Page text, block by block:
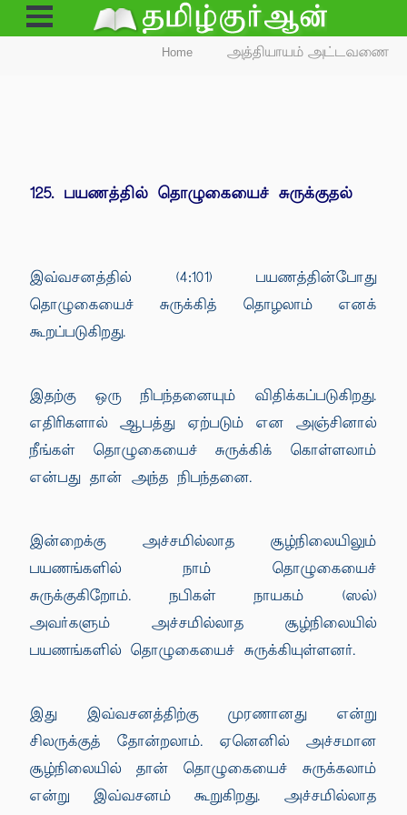
Open
Menu
Home அத்தியாயம் அட்டவணை
125. பயணத்தில் தொழுகையைச் சுருக்குதல்
இவ்வசனத்தில் (4:101) பயணத்தின்போது
தொழுகையைச் சுருக்கித் தொழலாம் எனக்
கூறப்படுகிறது.
இதற்கு ஒரு நிபந்தனையும் விதிக்கப்படுகிறது.
எதிரிகளால் ஆபத்து ஏற்படும் என அஞ்சினால்
நீங்கள் தொழுகையைச் சுருக்கிக் கொள்ளலாம்
என்பது தான் அந்த நிபந்தனை.
இன்றைக்கு அச்சமில்லாத சூழ்நிலையிலும்
பயணங்களில் நாம் தொழுகையைச்
சுருக்குகிறோம். நபிகள் நாயகம் (ஸல்)
அவர்களும் அச்சமில்லாத சூழ்நிலையில்
பயணங்களில் தொழுகையைச் சுருக்கியுள்ளனர்.
இது இவ்வசனத்திற்கு முரணானது என்று
சிலருக்குத் தோன்றலாம். ஏனெனில் அச்சமான
சூழ்நிலையில் தான் தொழுகையைச் சுருக்கலாம்
என்று இவ்வசனம் கூறுகிறது. அச்சமில்லாத